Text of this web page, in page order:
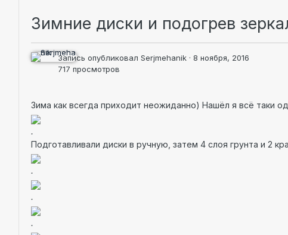
Зимние диски и подогрев
Запись опубликовал Serjmehanik · 8 ноября, 2016
717 просмотров
Зима как всегда приходит неожиданно) Нашёл я всё таки
.
Подготавливали диски в ручную, затем 4 слоя грунта и 2
.
.
.